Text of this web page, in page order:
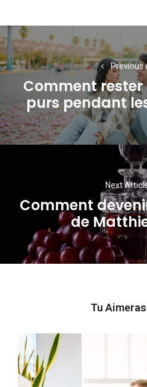
Navigation
de
l’article
Previous
Comment
purs pendant
Next
Comment
de
Tu